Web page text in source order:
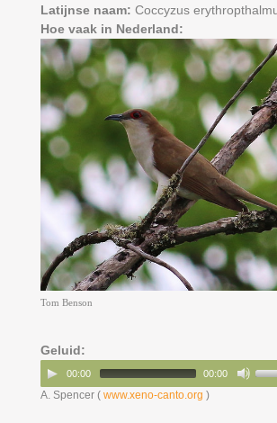
Latijnse naam: Coccyzus
Hoe vaak in Nederland:
Tom Benson
Geluid:
00:00 00:00
A. Spencer ( www.xeno-canto.org )